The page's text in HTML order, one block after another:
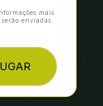
mais
enviadas